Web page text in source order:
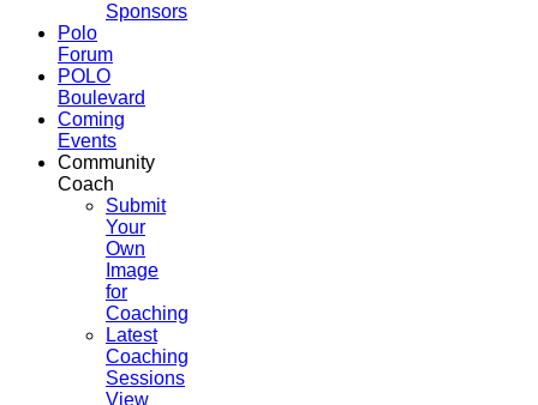
Sponsors
Polo
Forum
POLO
Boulevard
Coming
Events
Community
Coach
Submit
Your
Own
Image
for
Coaching
Latest
Coaching
Sessions
View